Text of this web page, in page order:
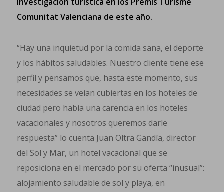
Comunitat Valenciana de este año.
“Hay una inquietud por la comida sana, el deporte
y los hábitos saludables. Nuestro cliente tiene ese
perfil y pensamos que, hasta este momento, sus
necesidades se veían cubiertas en los hoteles de
ciudad pero había una carencia en los hoteles
vacacionales y nosotros queremos darle
respuesta” lo cuenta Juan Oltra Gandía, director
del Sol y Mar, un hotel vacacional que se
reposiciona en el mercado por su oferta “inusual”:
alojamiento saludable de sol y playa, en